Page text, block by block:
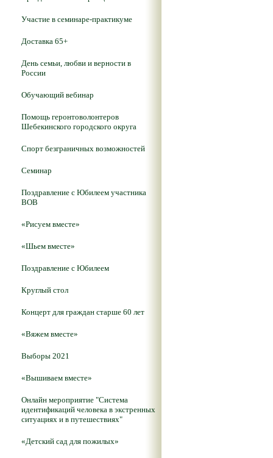
Участие в семинаре-практикуме
Доставка 65+
День семьи, любви и верности в
России
Обучающий вебинар
Помощь геронтоволонтеров
Шебекинского городского округа
Спорт безграничных возможностей
Семинар
Поздравление с Юбилеем участника
ВОВ
«Рисуем вместе»
«Шьем вместе»
Поздравление с Юбилеем
Круглый стол
Концерт для граждан старше 60 лет
«Вяжем вместе»
Выборы 2021
«Вышиваем вместе»
Онлайн мероприятие "Система
идентификаций человека в экстренных
ситуациях и в путешествиях"
«Детский сад для пожилых»